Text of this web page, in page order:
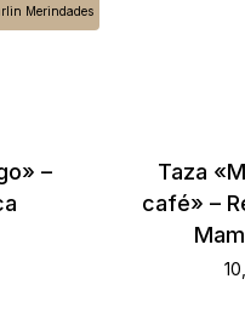
en el carrito.
–
Merindades
Taza
café» –